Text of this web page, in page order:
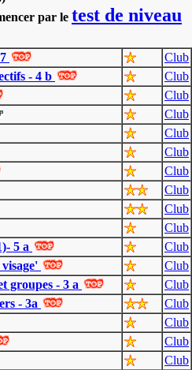
par le test de niveau
Club
- 4 b
Club
Club
Club
Club
Club
Club
Club
Club
Club
5 a
Club
Club
groupes - 3 a
Club
- 3a
Club
Club
Club
Club